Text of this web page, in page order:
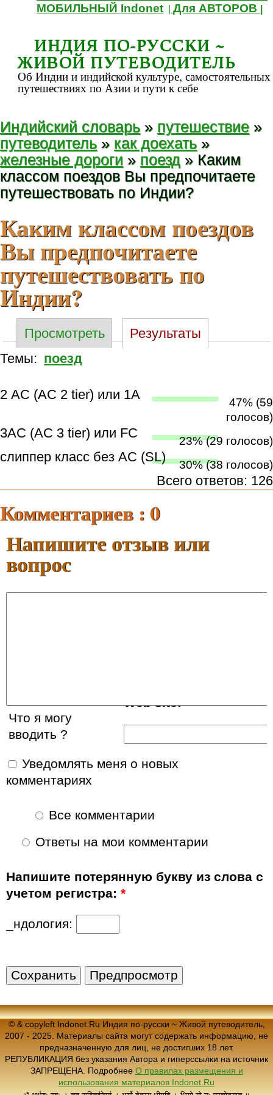
МОБИЛЬНЫЙ Indonet |Для АВТОРОВ
ИНДИЯ ПО-РУССКИ ~
ЖИВОЙ ПУТЕВОДИТЕЛЬ
Об Индии и индийской культуре, самостоятельных
путешествиях по Азии и пути к себе
Индийский словарь » путешествие »
путеводитель » как доехать »
железные дороги » поезд » Каким
классом поездов Вы предпочитаете
путешествовать по Индии?
Каким классом поездов
Вы предпочитаете
путешествовать по
Индии?
Просмотреть
Результаты
Темы: поезд
2 АС (АС 2 tier) или 1А
47% (59
голосов)
3AC (АС 3 tier) или FC
23% (29 голосов)
слиппер класс без AС (SL)
30% (38 голосов)
Всего ответов: 126
Комментариев : 0
Напишите отзыв или
вопрос
Web site:
Что я могу
вводить ?
Уведомлять меня о новых
комментариях
Все комментарии
Ответы на мои комментарии
Напишите потерянную букву из слова с
учетом регистра: *
_ндология:
© & copyleft Indonet.Ru Индия по-русски ~ Живой путеводитель,
2007 - 2025. Материалы сайта могут содержать информацию, не
предназначенную для лиц, не достигших 18 лет.
РЕПУБЛИКАЦИЯ без указания Автора и гиперссылки на источник
ЗАПРЕЩЕНА. Подробнее О правилах размещения и
использования материалов Indonet.Ru